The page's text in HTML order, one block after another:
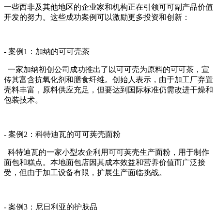
一些西非及其他地区的企业家和机构正在引领可可副产品价值
开发的努力。这些成功案例可以激励更多投资和创新：
- 案例1：加纳的可可壳茶
一家加纳初创公司成功推出了以可可壳为原料的可可茶，宣
传其富含抗氧化剂和膳食纤维。创始人表示，由于加工厂弃置
壳料丰富，原料供应充足，但要达到国际标准仍需改进干燥和
包装技术。
- 案例2：科特迪瓦的可可荚壳面粉
科特迪瓦的一家小型农企利用可可荚壳生产面粉，用于制作
面包和糕点。本地面包店因其成本效益和营养价值而广泛接
受，但由于加工设备有限，扩展生产面临挑战。
- 案例3：尼日利亚的护肤品